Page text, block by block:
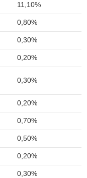
11,10%
0,80%
0,30%
0,20%
0,30%
0,20%
0,70%
0,50%
0,20%
0,30%